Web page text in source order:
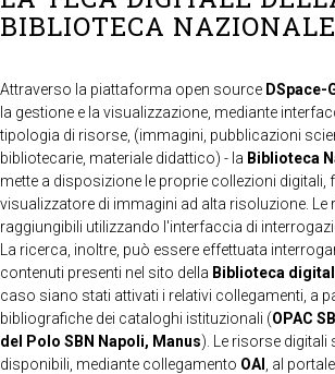
BIBLIOTECA
Attraverso la piattaforma open source DSpace-
la gestione e la visualizzazione, mediante
tipologia di risorse, (immagini, pubblicazioni
bibliotecarie, materiale didattico) - la Biblioteca
mette a disposizione le proprie collezioni digitali,
visualizzatore di immagini ad alta risoluzione. Le
raggiungibili utilizzando l'interfaccia di
La ricerca, inoltre, può essere effettuata
contenuti presenti nel sito della Biblioteca
caso siano stati attivati i relativi collegamenti, a
bibliografiche dei cataloghi istituzionali (OPAC
del Polo SBN Napoli, Manus). Le risorse digitali
disponibili, mediante collegamento OAI , al